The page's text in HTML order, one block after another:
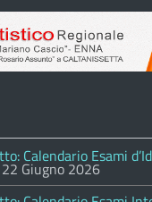
Calendario Esami
22 Giugno 2026